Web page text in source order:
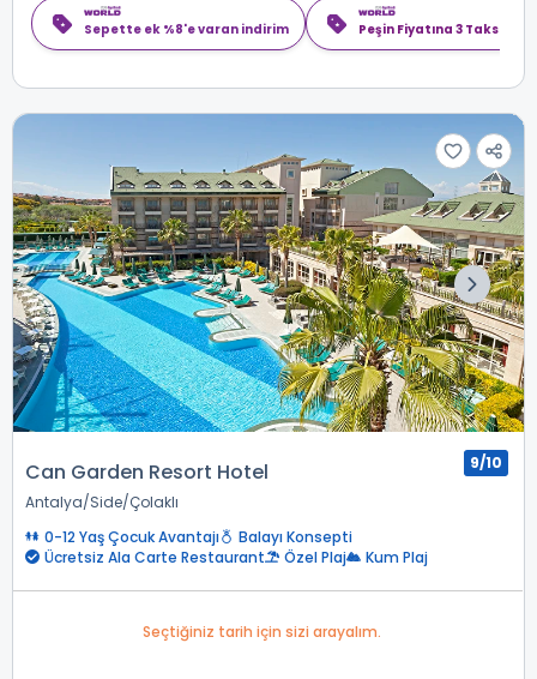
Sepette ek %8'e varan indirim Peşin Fiyatına 3 Taksit
Can Garden Resort Hotel
Antalya Side Çolaklı
9/10
0-12 Yaş Çocuk Avantajı
Balayı Konsepti
Ücretsiz Ala Carte Restaurant
Özel Plaj Kum Plaj
Seçtiğiniz tarih için sizi arayalım.